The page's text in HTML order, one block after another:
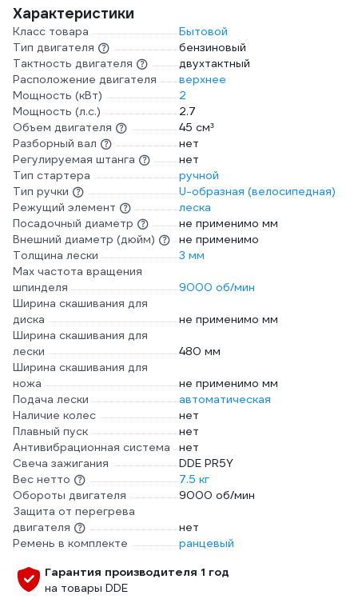
Характеристики
Класс товара
Бытовой
Тип двигателя
бензиновый
Тактность двигателя
двухтактный
Расположение двигателя
верхнее
Мощность (кВт)
2
Мощность (л.с.)
2.7
Объем двигателя
45 см³
Разборный вал
нет
Регулируемая штанга
нет
Тип стартера
ручной
Тип ручки
U-образная (велосипедная)
Режущий элемент
леска
Посадочный диаметр
не применимо мм
Внешний диаметр (дюйм)
не применимо
Толщина лески
3 мм
Max частота вращения
шпинделя
9000 об/мин
Ширина скашивания для
диска
не применимо мм
Ширина скашивания для
лески
480 мм
Ширина скашивания для
ножа
не применимо мм
Подача лески
автоматическая
Наличие колес
нет
Плавный пуск
нет
Антивибрационная система
нет
Свеча зажигания
DDE PR5Y
Вес нетто
7.5 кг
Обороты двигателя
9000 об/мин
Защита от перегрева
двигателя
нет
Ремень в комплекте
ранцевый
Гарантия производителя 1 год
на товары DDE